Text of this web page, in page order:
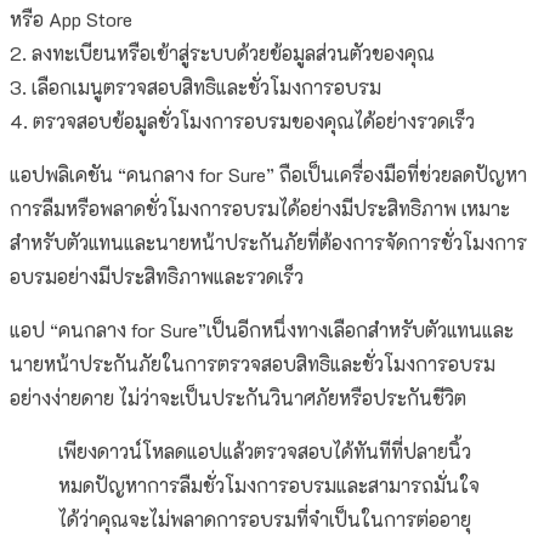
หรือ App Store
2. ลงทะเบียนหรือเข้าสู่ระบบด้วยข้อมูลส่วนตัวของคุณ
3. เลือกเมนูตรวจสอบสิทธิและชั่วโมงการอบรม
4. ตรวจสอบข้อมูลชั่วโมงการอบรมของคุณได้อย่างรวดเร็ว
แอปพลิเคชัน “คนกลาง for Sure” ถือเป็นเครื่องมือที่ช่วยลดปัญหา
การลืมหรือพลาดชั่วโมงการอบรมได้อย่างมีประสิทธิภาพ เหมาะ
สำหรับตัวแทนและนายหน้าประกันภัยที่ต้องการจัดการชั่วโมงการ
อบรมอย่างมีประสิทธิภาพและรวดเร็ว
แอป “คนกลาง for Sure”เป็นอีกหนึ่งทางเลือกสำหรับตัวแทนและ
นายหน้าประกันภัยในการตรวจสอบสิทธิและชั่วโมงการอบรม
อย่างง่ายดาย ไม่ว่าจะเป็นประกันวินาศภัยหรือประกันชีวิต
เพียงดาวน์โหลดแอปแล้วตรวจสอบได้ทันทีที่ปลายนิ้ว
หมดปัญหาการลืมชั่วโมงการอบรมและสามารถมั่นใจ
ได้ว่าคุณจะไม่พลาดการอบรมที่จำเป็นในการต่ออายุ